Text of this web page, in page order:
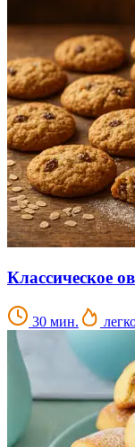
Классическое
30 мин.